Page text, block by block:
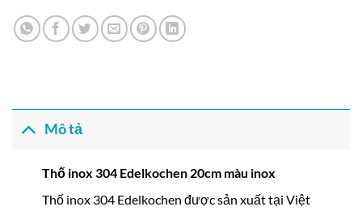
Mô tả
Thố inox 304 Edelkochen 20cm màu inox
Thố inox 304 Edelkochen được sản xuất tại Việt